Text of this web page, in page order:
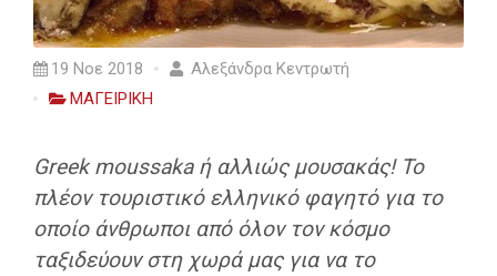
19 Νοε 2018
Αλεξάνδρα Κεντρωτή
ΜΑΓΕΙΡΙΚΗ
Greek moussaka ή αλλιώς μουσακάς! Το
πλέον τουριστικό ελληνικό φαγητό για το
οποίο άνθρωποι από όλον τον κόσμο
ταξιδεύουν στη χωρά μας για να το